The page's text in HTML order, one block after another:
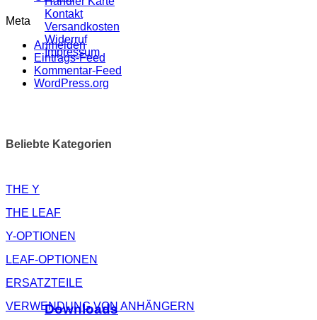
Kontakt
Versandkosten
Widerruf
Impressum
Downloads
Meta
Anmelden
Eintrags-Feed
Kommentar-Feed
WordPress.org
Beliebte Kategorien
THE Y
THE LEAF
Y-OPTIONEN
LEAF-OPTIONEN
ERSATZTEILE
VERWENDUNG VON ANHÄNGERN